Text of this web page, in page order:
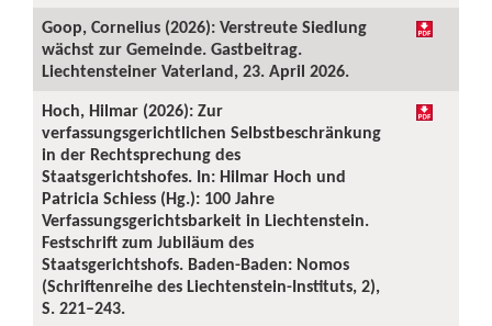
Goop, Cornelius (2026): Verstreute Siedlung
wächst zur Gemeinde. Gastbeitrag.
Liechtensteiner Vaterland, 23. April 2026.
Hoch, Hilmar (2026): Zur
verfassungsgerichtlichen Selbstbeschränkung
in der Rechtsprechung des
Staatsgerichtshofes. In: Hilmar Hoch und
Patricia Schiess (Hg.): 100 Jahre
Verfassungsgerichtsbarkeit in Liechtenstein.
Festschrift zum Jubiläum des
Staatsgerichtshofs. Baden-Baden: Nomos
(Schriftenreihe des Liechtenstein-Instituts, 2),
S. 221–243.